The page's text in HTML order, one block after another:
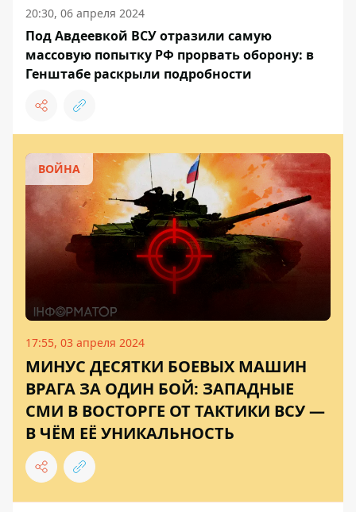
20:30, 06 апреля 2024
Под Авдеевкой ВСУ отразили самую
массовую попытку РФ прорвать оборону: в
Генштабе раскрыли подробности
ВОЙНА
17:55, 03 апреля 2024
МИНУС ДЕСЯТКИ БОЕВЫХ МАШИН
ВРАГА ЗА ОДИН БОЙ: ЗАПАДНЫЕ
СМИ В ВОСТОРГЕ ОТ ТАКТИКИ ВСУ —
В ЧЁМ ЕЁ УНИКАЛЬНОСТЬ